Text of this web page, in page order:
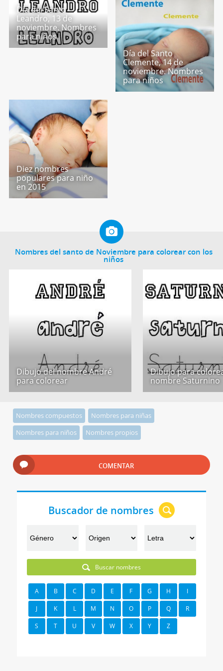
Día del Santo
Leandro, 13 de
noviembre. Nombres
para niños
Día del Santo
Clemente, 14 de
noviembre. Nombres
para niños
Diez nombres
populares para niño
en 2015
Nombres del santo de Noviembre para colorear con los
niños
Dibujo del nombre André
para colorear
Dibujo para
nombre Saturnino
Nombres compuestos
Nombres para niñas
Nombres para niños
Nombres propios
COMENTAR
Buscador de nombres
Buscar nombres
A B C D E F G H I
J K L M N O P Q R
S T U V W X Y Z